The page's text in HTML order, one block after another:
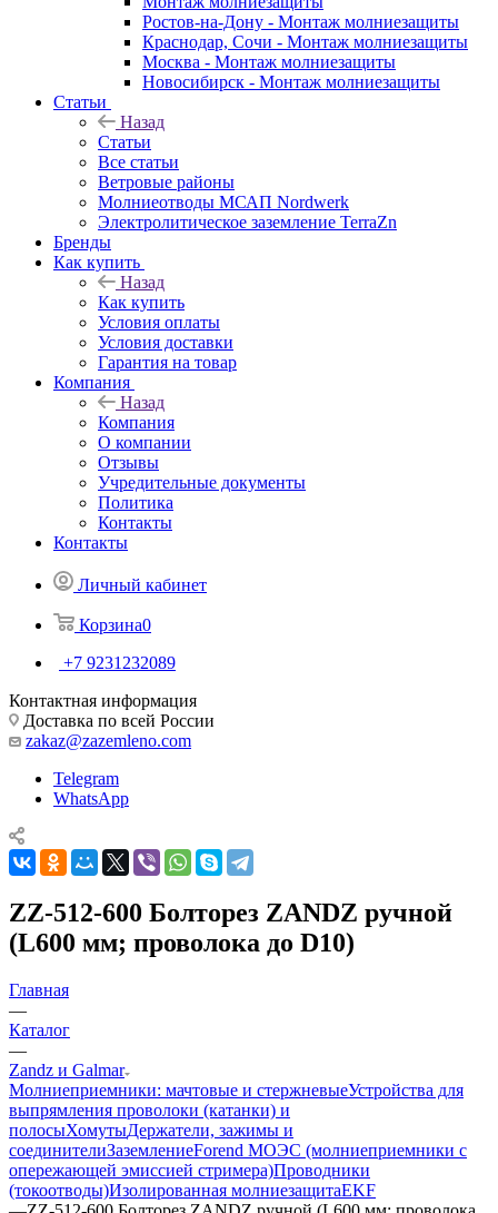
Ростов-на-Дону - Монтаж молниезащиты
Краснодар, Сочи - Монтаж молниезащиты
Москва - Монтаж молниезащиты
Новосибирск - Монтаж молниезащиты
Статьи
Назад
Статьи
Все статьи
Ветровые районы
Молниеотводы МСАП Nordwerk
Электролитическое заземление TerraZn
Бренды
Как купить
Назад
Как купить
Условия оплаты
Условия доставки
Гарантия на товар
Компания
Назад
Компания
О компании
Отзывы
Учредительные документы
Политика
Контакты
Контакты
Личный кабинет
Корзина0
+7 9231232089
Контактная информация
Доставка по всей России
zakaz@zazemleno.com
Telegram
WhatsApp
ZZ-512-600 Болторез ZANDZ ручной
(L600 мм; проволока до D10)
Главная
—
Каталог
—
Zandz и Galmar
Молниеприемники: мачтовые и стержневыеУстройства для
выпрямления проволоки (катанки) и
полосыХомутыДержатели, зажимы и
соединителиЗаземлениеForend МОЭС (молниеприемники с
опережающей эмиссией стримера)Проводники
(токоотводы)Изолированная молниезащитаEKF